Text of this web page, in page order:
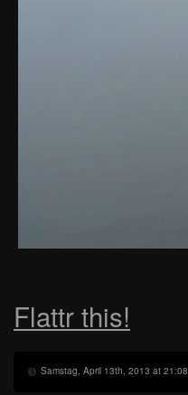
Flattr this!
Samstag, April 13th, 2013 at 21:08